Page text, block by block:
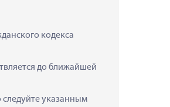
кодекса
до ближайшей
указанным